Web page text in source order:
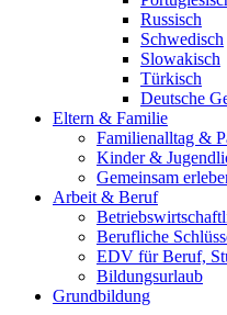
Russisch
Schwedisch
Slowakisch
Türkisch
Deutsche
Eltern & Familie
Familienalltag &
Kinder &
Gemeinsam
Arbeit & Beruf
Berufliche
EDV für Beruf,
Bildungsurlaub
Grundbildung